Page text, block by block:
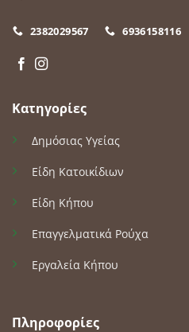
2382029567 6936158116
Κατηγορίες
Δημόσιας Υγείας
Είδη Κατοικίδιων
Είδη Κήπου
Επαγγελματικά Ρούχα
Εργαλεία Κήπου
Πληροφορίες